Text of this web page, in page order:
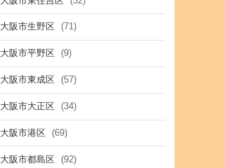
大阪市生野区 (71)
大阪市平野区 (9)
大阪市東成区 (57)
大阪市大正区 (34)
大阪市港区 (69)
大阪市都島区 (92)